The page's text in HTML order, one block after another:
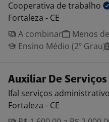
Cooperativa de trabalho
Fortaleza - CE
A combinar
Menos
Ensino Médio (2º Grau)
Auxiliar De
Ifal serviços
Fortaleza - CE